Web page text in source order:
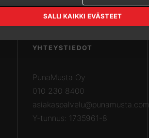
SALLI KAIKKI EVÄSTEET
YHTEYSTIEDOT
PunaMusta Oy
010 230 8400
asiakaspalvelu@punamusta.com
Y-tunnus: 1735961-8